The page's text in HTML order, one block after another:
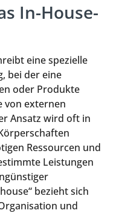
In-House-
eine spezielle
bei der eine
oder Produkte
von externen
Ansatz wird oft in
Ressourcen und
Leistungen
bezieht sich
und